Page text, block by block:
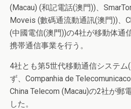
(Macau) (和記電話(澳門))、
Moveis (數碼通流動通訊(澳門))、
(中國電信(澳門))の4社が移動体通
携帯通信事業を行う。
4社とも第5世代移動通信システム
ず、Companhia de
China Telecom (Macau)の2社が郵
した。